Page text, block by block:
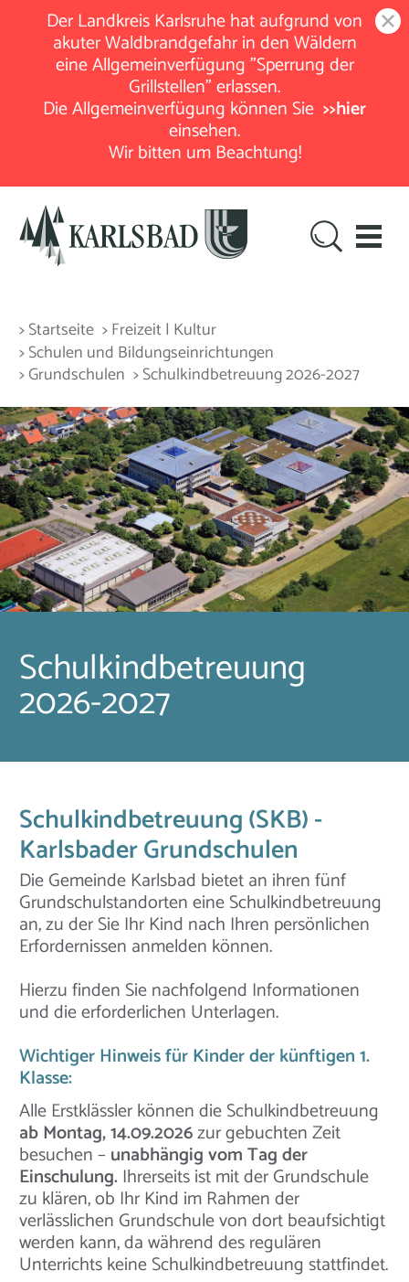
Der Landkreis Karlsruhe hat aufgrund von
akuter Waldbrandgefahr in den Wäldern
eine Allgemeinverfügung "Sperrung der
Grillstellen" erlassen.
Die Allgemeinverfügung können Sie >>hier
einsehen.
Wir bitten um Beachtung!
> Startseite > Freizeit | Kultur
> Schulen und Bildungseinrichtungen
> Grundschulen > Schulkindbetreuung 2026-2027
Schulkindbetreuung
2026-2027
Schulkindbetreuung (SKB) -
Karlsbader Grundschulen
Die Gemeinde Karlsbad bietet an ihren fünf
Grundschulstandorten eine Schulkindbetreuung
an, zu der Sie Ihr Kind nach Ihren persönlichen
Erfordernissen anmelden können.
Hierzu finden Sie nachfolgend Informationen
und die erforderlichen Unterlagen.
Wichtiger Hinweis für Kinder der künftigen 1.
Klasse:
Alle Erstklässler können die Schulkindbetreuung
ab Montag, 14.09.2026zur gebuchten Zeit
besuchen – unabhängig vom Tag der
Einschulung. Ihrerseits ist mit der Grundschule
zu klären, ob Ihr Kind im Rahmen der
verlässlichen Grundschule von dort beaufsichtigt
werden kann, da während des regulären
Unterrichts keine Schulkindbetreuung stattfindet.